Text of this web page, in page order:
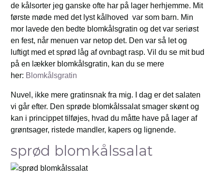
de kålsorter jeg ganske ofte har på lager herhjemme. Mit
første møde med det lyst kålhoved var som barn. Min
mor lavede den bedte blomkålsgratin og det var seriøst
en fest, når menuen var netop det. Den var så let og
luftigt med et sprød låg af ovnbagt rasp. Vil du se mit bud
på en lækker blomkålsgratin, kan du se mere
her: Blomkålsgratin
Nuvel, ikke mere gratinsnak fra mig. I dag er det salaten
vi går efter. Den sprøde blomkålssalat smager skønt og
kan i princippet tilføjes, hvad du måtte have på lager af
grøntsager, ristede mandler, kapers og lignende.
sprød blomkålssalat